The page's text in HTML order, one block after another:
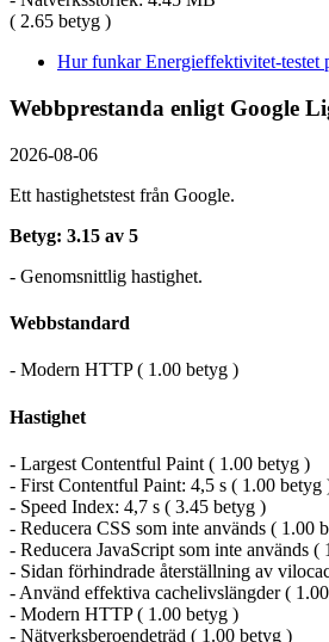
( 2.65 betyg )
Hur funkar Energieffektivitet-testet
Webbprestanda enligt Google
2026-08-06
Ett hastighetstest från Google.
Betyg: 3.15 av 5
- Genomsnittlig hastighet.
Webbstandard
- Modern HTTP ( 1.00 betyg )
Hastighet
- Largest Contentful Paint ( 1.00 betyg )
- First Contentful Paint: 4,5 s ( 1.00 betyg
- Speed Index: 4,7 s ( 3.45 betyg )
- Reducera CSS som inte används ( 1.00
- Reducera JavaScript som inte används (
- Sidan förhindrade återställning av
- Använd effektiva cachelivslängder (
- Modern HTTP ( 1.00 betyg )
- Nätverksberoendeträd ( 1.00 betyg )